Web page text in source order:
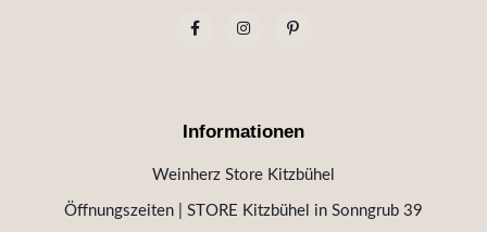
Informationen
Weinherz Store Kitzbühel
Öffnungszeiten | STORE Kitzbühel in Sonngrub 39